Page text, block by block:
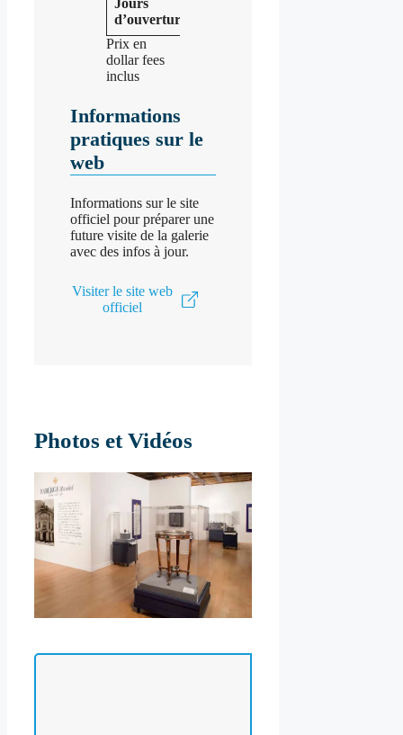
Jours
d’ouverture
Prix en
dollar fees
inclus
Informations
pratiques sur le
web
Informations sur le site
officiel pour préparer une
future visite de la galerie
avec des infos à jour.
Visiter le site web
officiel
Photos et Vidéos